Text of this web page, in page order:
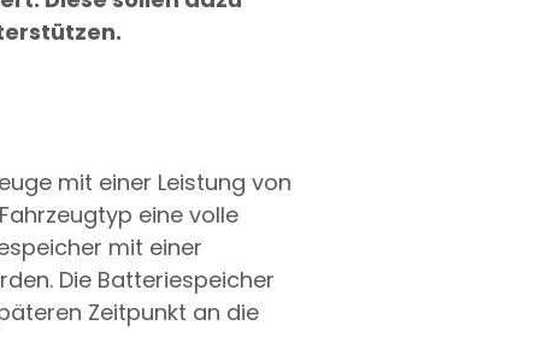
mit einer Leistung von
eine volle
mit einer
Die Batteriespeicher
Zeitpunkt an die